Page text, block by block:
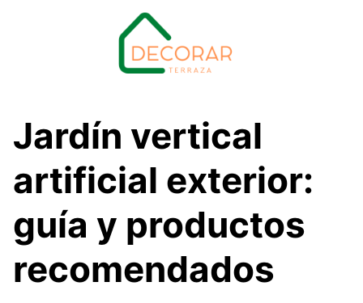
Jardín vertical
artificial exterior:
guía y productos
recomendados